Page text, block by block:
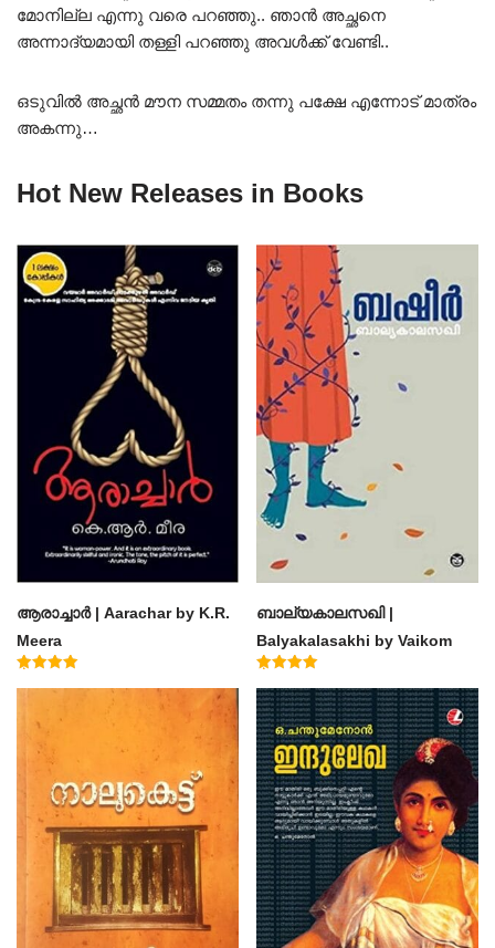
മോനില്ല എന്നു വരെ പറഞ്ഞു.. ഞാൻ അച്ഛനെ
അന്നാദ്യമായി തള്ളി പറഞ്ഞു അവൾക്ക് വേണ്ടി..
ഒടുവിൽ അച്ഛൻ മൗന സമ്മതം തന്നു പക്ഷേ എന്നോട് മാത്രം
അകന്നു…
Hot New Releases in Books
ആരാച്ചാര്‍ | Aarachar by K.R.
Meera
ബാല്യകാലസഖി |
Balyakalasakhi by Vaikom
Muhammad Basheer
4.60
out of 5